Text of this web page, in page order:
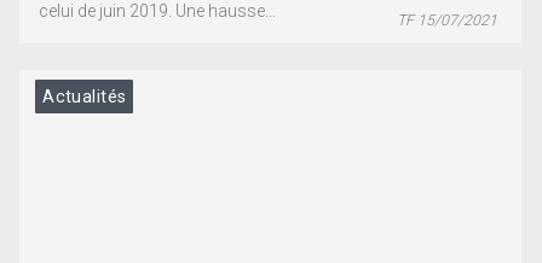
celui de juin 2019. Une hausse...
TF 15/07/2021
Actualités